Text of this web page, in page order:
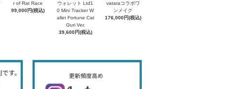
r of Rat Race
99,000円(税込)
ウォレット Ltd1
0 Mini Tracker W
allet Fortune Cat
Guri Ver.
39,600円(税込)
vataraコラボワ
ンメイク
176,000円(税込)